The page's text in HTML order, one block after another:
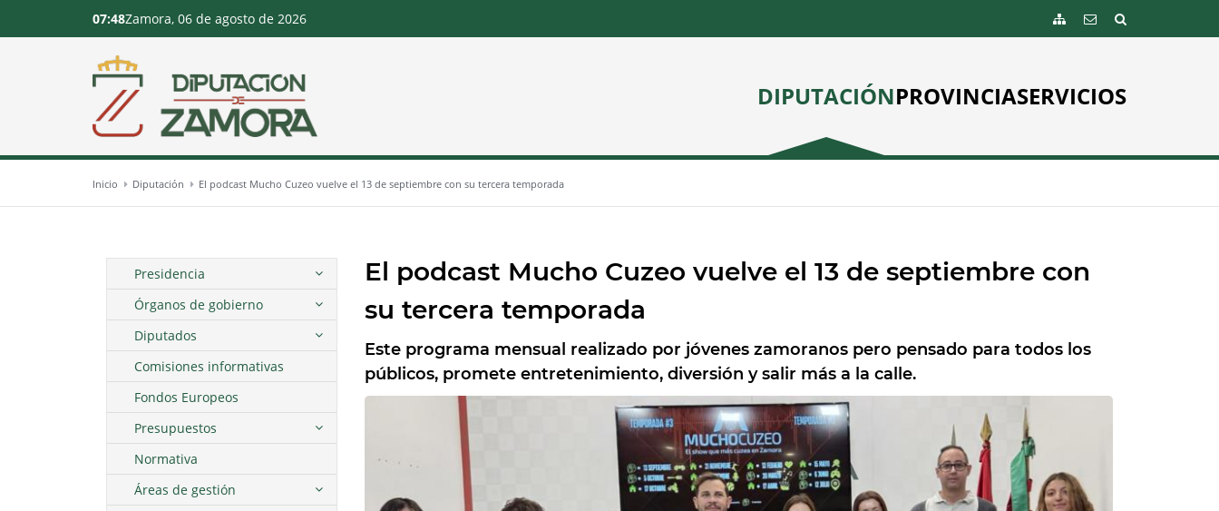
DIPUTACIÓNPROVINCIASERVICIOS
07:48Zamora, 06 de agosto de 2026
Inicio Diputación El podcast Mucho Cuzeo vuelve el 13 de septiembre con su tercera temporada
El podcast Mucho Cuzeo vuelve el 13 de septiembre con
su tercera temporada
Este programa mensual realizado por jóvenes zamoranos pero pensado para todos los
públicos, promete entretenimiento, diversión y salir más a la calle.
Presidencia
Órganos de gobierno
Diputados
Comisiones informativas
Fondos Europeos
Presupuestos
Normativa
Áreas de gestión